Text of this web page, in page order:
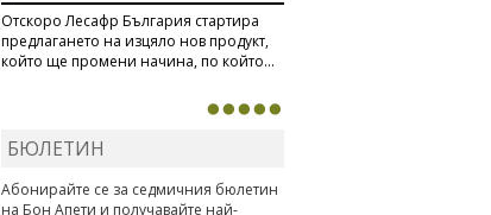
Отскоро Лесафр България стартира
предлагането на изцяло нов продукт,
който ще промени начина, по който...
БЮЛЕТИН
Абонирайте се за седмичния бюлетин
на Бон Апети и получавайте най-